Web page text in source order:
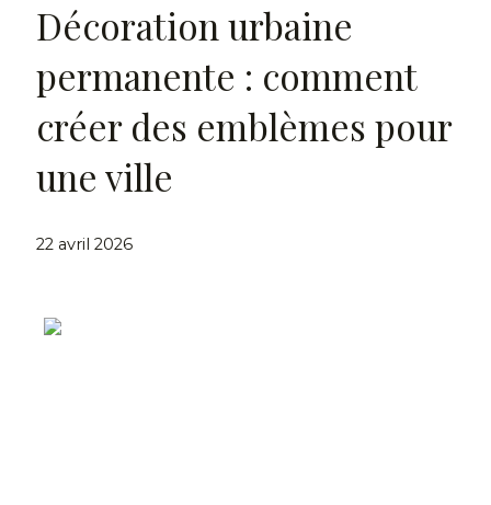
Décoration urbaine
permanente : comment
créer des emblèmes pour
une ville
22 avril 2026